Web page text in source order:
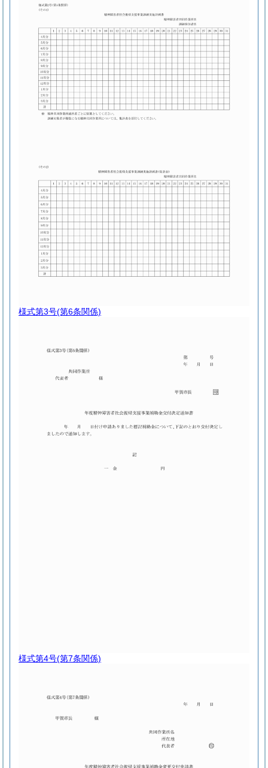
様式第3号(第6条関係)
様式第4号(第7条関係)